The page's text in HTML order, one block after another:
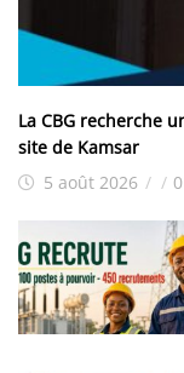
La CBG recherche
site de Kamsar
5 août 2026 / /